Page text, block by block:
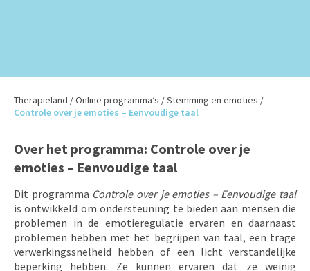
Therapieland /Online programma’s /Stemming en emoties /
Controle over je emoties – Eenvoudige taal
Over het programma: Controle over je
emoties – Eenvoudige taal
Dit programma Controle over je emoties – Eenvoudige taal
is ontwikkeld om ondersteuning te bieden aan mensen die
problemen in de emotieregulatie ervaren en daarnaast
problemen hebben met het begrijpen van taal, een trage
verwerkingssnelheid hebben of een licht verstandelijke
beperking hebben. Ze kunnen ervaren dat ze weinig